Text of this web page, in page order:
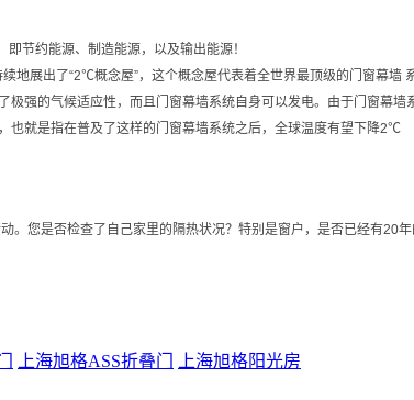
节约能源、制造能源，以及输出能源！
展出了“2℃概念屋”，这个概念屋代表着全世界最顶级的门窗幕墙
强的气候适应性，而且门窗幕墙系统自身可以发电。由于门窗幕
也就是指在普及了这样的门窗幕墙系统之后，全球温度有望下降2℃
您是否检查了自己家里的隔热状况？特别是窗户，是否已经有20
上海旭格ASS折叠门 上海旭格阳光房